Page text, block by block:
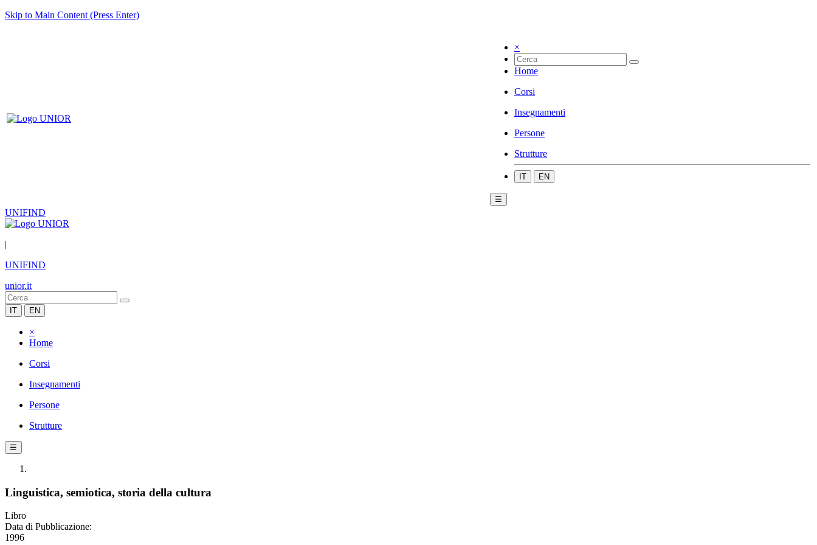
Skip to Main Content (Press Enter)
×
Home
Corsi
Insegnamenti
Persone
Strutture
IT EN
☰
UNIFIND
|
UNIFIND
unior.it
IT EN
×
Home
Corsi
Insegnamenti
Persone
Strutture
☰
Linguistica, semiotica, storia della cultura
Libro
Data di Pubblicazione:
1996